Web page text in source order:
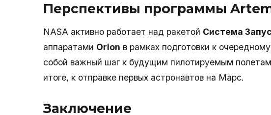
Перспективы программы
NASA активно работает над ракетой Система
аппаратами Orion в рамках подготовки к
собой важный шаг к будущим пилотируемым
итоге, к отправке первых астронавтов на Марс.
Заключение